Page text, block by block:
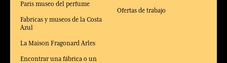
Paris museo del perfume
Fabricas y museos de la Costa
Azul
La Maison Fragonard Arles
Encontrar una fábrica o un
Ofertas de trabajo